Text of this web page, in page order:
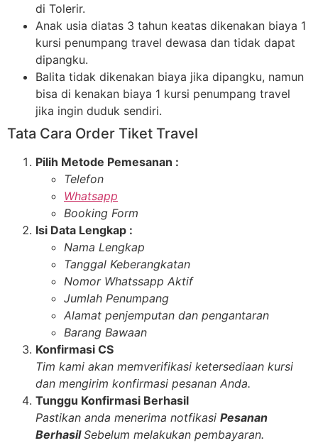
di Tolerir.
Anak usia diatas 3 tahun keatas dikenakan biaya 1
kursi penumpang travel dewasa dan tidak dapat
dipangku.
Balita tidak dikenakan biaya jika dipangku, namun
bisa di kenakan biaya 1 kursi penumpang travel
jika ingin duduk sendiri.
Tata Cara Order Tiket Travel
Pilih Metode Pemesanan :
Telefon
Whatsapp
Booking Form
Isi Data Lengkap :
Nama Lengkap
Tanggal Keberangkatan
Nomor Whatssapp Aktif
Jumlah Penumpang
Alamat penjemputan dan pengantaran
Barang Bawaan
Konfirmasi CS
Tim kami akan memverifikasi ketersediaan kursi
dan mengirim konfirmasi pesanan Anda.
Tunggu Konfirmasi Berhasil
Pastikan anda menerima notfikasi Pesanan
BerhasilSebelum melakukan pembayaran.